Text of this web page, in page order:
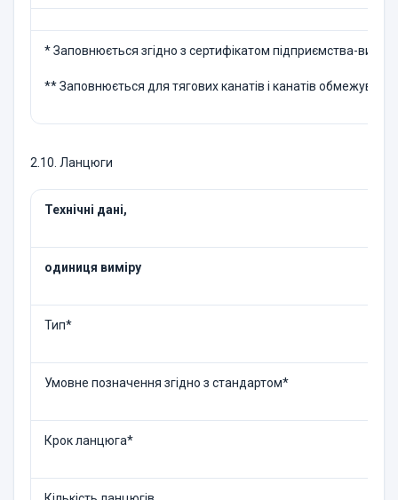
* Заповнюється згідно з сертифікатом підприємства-
** Заповнюється для тягових канатів і канатів обмежувача
2.10. Ланцюги
Технічні дані,
одиниця виміру
Тип*
Умовне позначення згідно з стандартом*
Крок ланцюга*